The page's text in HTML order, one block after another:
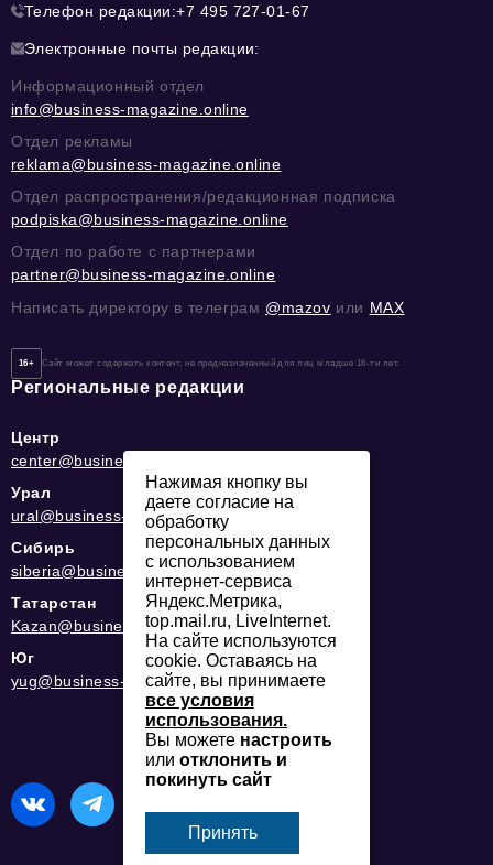
Телефон редакции:+7 495 727-01-67
Электронные почты редакции:
Информационный отдел
info@business-magazine.online
Отдел рекламы
reklama@business-magazine.online
Отдел распространения/редакционная подписка
podpiska@business-magazine.online
Отдел по работе с партнерами
partner@business-magazine.online
Написать директору в телеграм @mazov или MAX
16+ Сайт может содержать контент, не предназначенный для лиц младше 16-ти лет.
Региональные редакции
Центр
center@business-magazine.online
Урал
ural@business-magazine.online
Сибирь
siberia@business-magazine.online
Татарстан
Kazan@business-magazine.online
Юг
yug@business-magazine.online
Нажимая кнопку вы
даете согласие на
обработку
персональных данных
с использованием
интернет-сервиса
Яндекс.Метрика,
top.mail.ru, LiveInternet.
На сайте используются
cookie. Оставаясь на
сайте, вы принимаете
все условия
использования.
Вы можете настроить
или отклонить и
покинуть сайт
Принять